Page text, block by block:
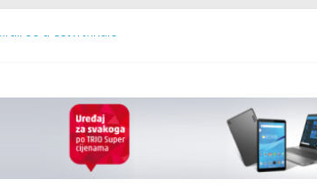
se u četvrtfinale
Marin Radišić čestitali organizatoricama na